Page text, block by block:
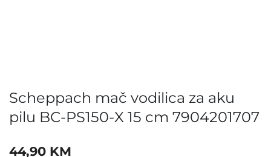
Scheppach mač vodilica za aku
pilu BC-PS150-X 15 cm 7904201707
44,90 KM